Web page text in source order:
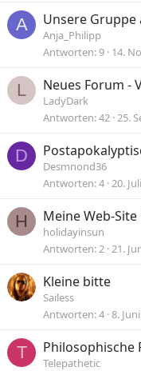
A Unsere Gruppe
Anja_Philipp
Antworten 9 14.
L Neues Forum -
LadyDark
Antworten 42 25.
D
Desmnond36
Antworten 4 20.
H Meine Web-Site
holidayinsun
Antworten 2 21.
Kleine bitte
Sailess
Antworten 4 8.
T Philosophische
Telepathetic